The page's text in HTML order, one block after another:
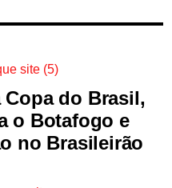
do Brasil,
o Botafogo e
no Brasileirão